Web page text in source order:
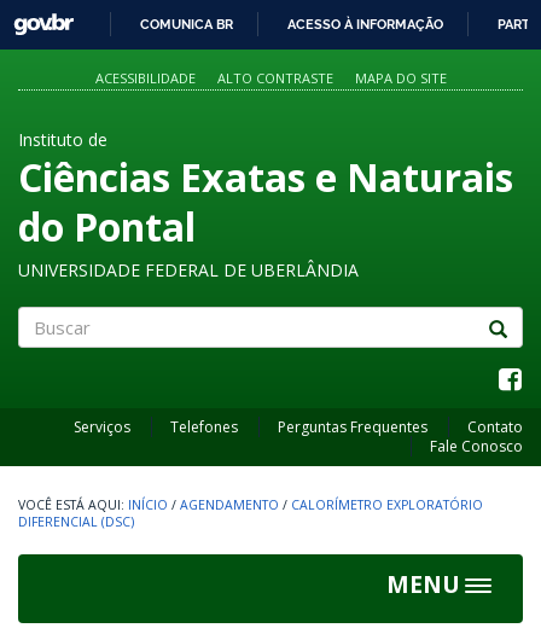
PARA
O
GOVBR
COMUNICA BR ACESSO À INFORMAÇÃO
ACESSIBILIDADE ALTO CONTRASTE MAPA DO SITE
Instituto de
Ciências Exatas e Naturais
do Pontal
UNIVERSIDADE FEDERAL DE UBERLÂNDIA
Serviços Telefones Perguntas Frequentes
Contato
Fale Conosco
INÍCIO / AGENDAMENTO / CALORÍMETRO EXPLORATÓRIO
DIFERENCIAL (DSC)
MENU
Toggle